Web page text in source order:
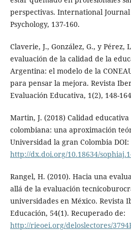
perspectivas. International
Psychology, 137-160.
Claverie, J., González, G., y Pérez,
evaluación de la calidad de la
Argentina: el modelo de la
para pensar la mejora. Revista
Evaluación Educativa, 1(2), 148-
Martin, J. (2018) Calidad
colombiana: una aproximación
Universidad la gran Colombia DOI:
http://dx.doi.org/10.18634/
Rangel, H. (2010). Hacia una
allá de la evaluación
universidades en México. Revista
Educación, 54(1). Recuperado de:
http://rieoei.org/deloslectores/